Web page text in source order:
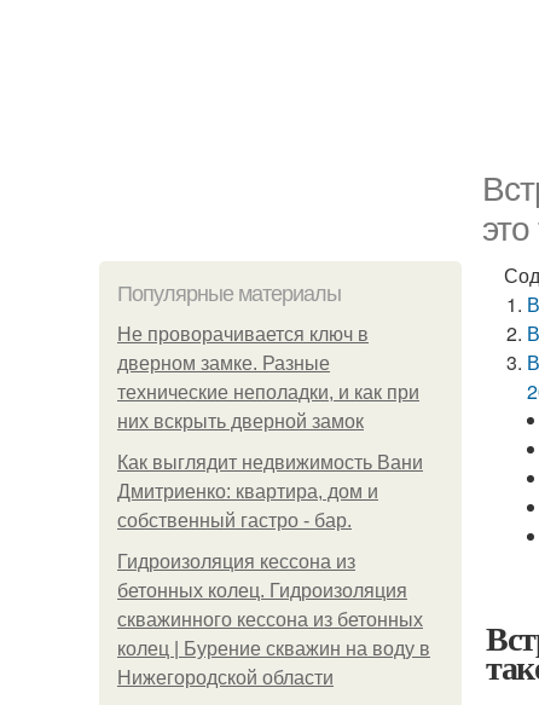
Популярные материалы
Не проворачивается ключ в
дверном замке. Разные
технические неполадки, и как при
них вскрыть дверной замок
Как выглядит недвижимость Вани
Дмитриенко: квартира, дом и
собственный гастро - бар.
Гидроизоляция кессона из
бетонных колец. Гидроизоляция
скважинного кессона из бетонных
колец | Бурение скважин на воду в
Нижегородской области